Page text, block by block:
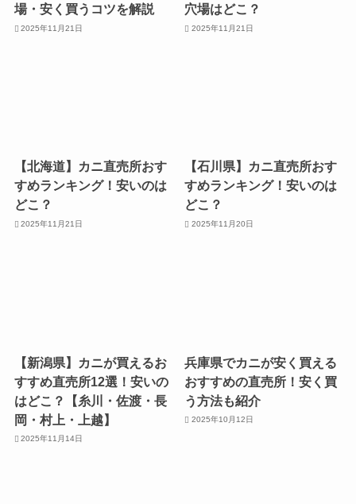
場・安く買うコツを解説
2025年11月21日
穴場はどこ？
2025年11月21日
【北海道】カニ直売所おす
すめランキング！安いのは
どこ？
2025年11月21日
【石川県】カニ直売所おす
すめランキング！安いのは
どこ？
2025年11月20日
【新潟県】カニが買えるお
すすめ直売所12選！安いの
はどこ？【糸川・佐渡・長
岡・村上・上越】
2025年11月14日
兵庫県でカニが安く買える
おすすめの直売所！安く買
う方法も紹介
2025年10月12日